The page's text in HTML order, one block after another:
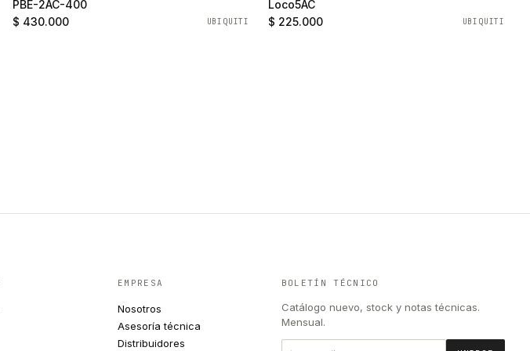
PBE-2AC-400
$ 430.000
UBIQUITI
Loco5AC
$ 225.000
UBIQUITI
EMPRESA
Nosotros
Asesoría técnica
Distribuidores
BOLETÍN TÉCNICO
Catálogo nuevo, stock y notas técnicas.
Mensual.